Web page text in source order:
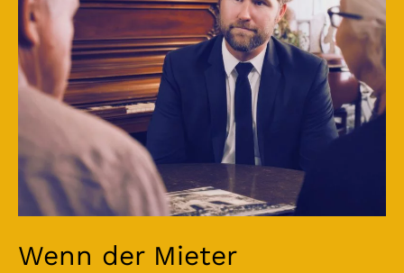
Wenn der Mieter
stirbt:
Was
Du
als
Vermieter
musst
–
vom
ersten
Verdacht
zur